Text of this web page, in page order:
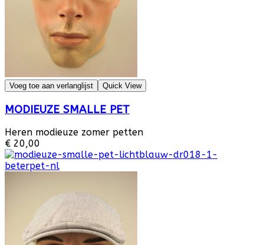
Voeg toe aan verlanglijst Quick View
MODIEUZE SMALLE PET
Heren modieuze zomer petten
€ 20,00